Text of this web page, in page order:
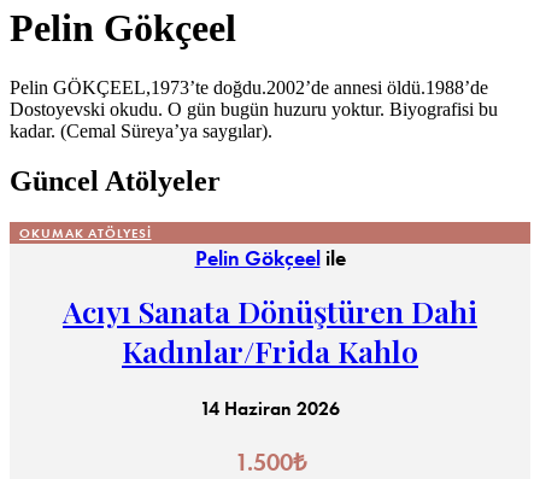
Pelin Gökçeel
Pelin GÖKÇEEL,1973’te doğdu.2002’de annesi öldü.1988’de
Dostoyevski okudu. O gün bugün huzuru yoktur. Biyografisi bu
kadar. (Cemal Süreya’ya saygılar).
Güncel Atölyeler
OKUMAK ATÖLYESI
Pelin Gökçeelile
Acıyı Sanata Dönüştüren Dahi
Kadınlar/Frida Kahlo
14 Haziran 2026
1.500₺